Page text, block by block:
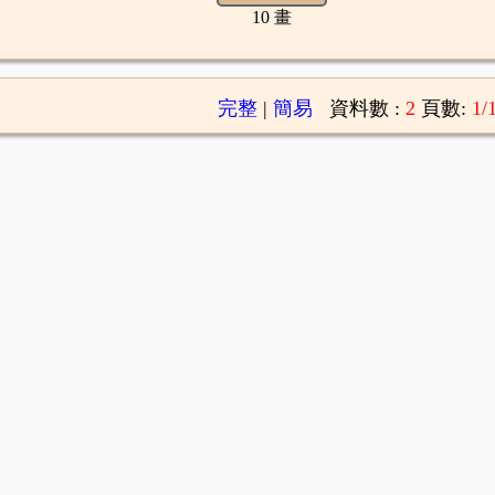
10 畫
完整| 簡易 資料數 : 2 頁數: 1/